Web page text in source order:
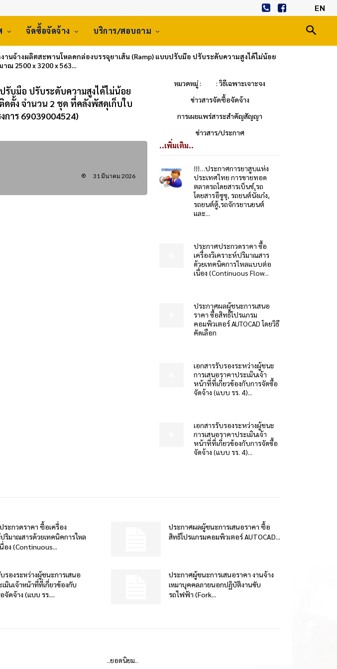
EN
จัดซื้อจัดจ้าง บริการ/สอบถาม
นจ้างผลิตสะพานโหลดกล่องบรรจุยาเส้น (Ramp) แบบปรับมือ ปรับระดับความสูงได้ไม่น้อย
ณ 2500 x 3200 x 563...
รับมือ ปรับระดับความสูงได้ไม่น้อย
ตั้ง จำนวน 2 ชุด ที่คลังพัสดุเก็บใบ
การ 69039004524)
หมวดหมู่ :
: วิธีเฉพาะเจาะจง
ข่าวสารจัดซื้อจัดจ้าง
การเผยแพร่สาระสำคัญสัญญา
ข่าวสาร/ประกาศ
31 มีนาคม 2026
..เพิ่มเติม..
!!!…ประกาศการยาสูบแห่ง
ประเทศไทย การขายทอด
ตลาดรถโดยสารเบ็นซ์,รถ
โดยสารอีซูซุ, รถยนต์นั่งเก๋ง,
รถยนต์ตู้,รถจักรยานยนต์
และ...
ประกาศประกวดราคา ซื้อ
เครื่องวิเคราะห์ปริมาณสาร
ด้วยเทคนิคการไหลแบบต่อ
เนื่อง (Continuous Flow...
ประกาศผลผู้ชนะการเสนอ
ราคา ซื้อสิทธิโปรแกรม
คอมพิวเตอร์ AUTOCAD โดยวิธี
คัดเลือก
เอกสารรับรองระหว่างผู้ชนะ
การเสนอราคาประเมินเจ้า
หน้าที่ที่เกี่ยวข้องกับการจัดซื้อ
จัดจ้าง (แบบ รร. 4)...
เอกสารรับรองระหว่างผู้ชนะ
การเสนอราคาประเมินเจ้า
หน้าที่ที่เกี่ยวข้องกับการจัดซื้อ
จัดจ้าง (แบบ รร. 4)...
ระกวดราคา ซื้อเครื่อง
ปริมาณสารด้วยเทคนิคการไหล
อง (Continuous...
ประกาศผลผู้ชนะการเสนอราคา ซื้อ
สิทธิโปรแกรมคอมพิวเตอร์ AUTOCAD...
รองระหว่างผู้ชนะการเสนอ
มินเจ้าหน้าที่ที่เกี่ยวข้องกับ
จัดจ้าง (แบบ รร....
ประกาศผู้ชนะการเสนอราคา งานจ้าง
เหมาบุคคลภายนอกปฏิบัติงานขับ
รถไฟฟ้า (Fork...
..ยอดนิยม..